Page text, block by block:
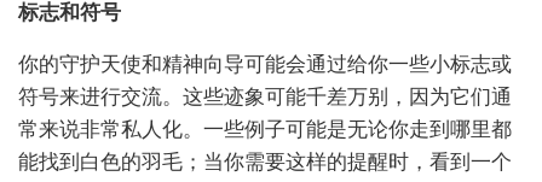
标志和符号
你的守护天使和精神向导可能会通过给你一些小标志或
符号来进行交流。这些迹象可能千差万别，因为它们通
常来说非常私人化。一些例子可能是无论你走到哪里都
能找到白色的羽毛；当你需要这样的提醒时，看到一个